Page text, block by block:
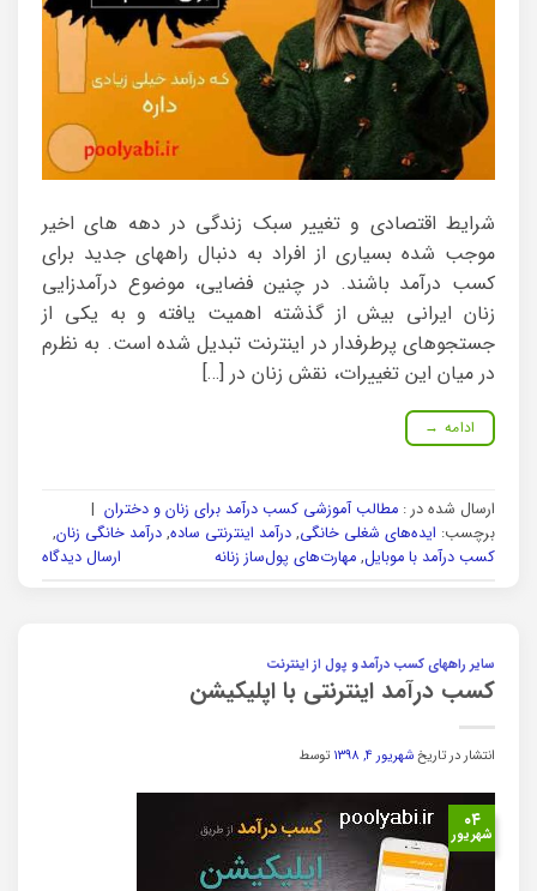
شرایط اقتصادی و تغییر سبک زندگی در دهه های اخیر
موجب شده بسیاری از افراد به دنبال راههای جدید برای
کسب درآمد باشند. در چنین فضایی، موضوع درآمدزایی
زنان ایرانی بیش از گذشته اهمیت یافته و به یکی از
جستجوهای پرطرفدار در اینترنت تبدیل شده است. به نظرم
در میان این تغییرات، نقش زنان در […]
ادامه →
ارسال شده در : مطالب آموزشی کسب درآمد برای زنان و دختران |
برچسب: ایده‌های شغلی خانگی, درآمد اینترنتی ساده, درآمد خانگی زنان,
کسب درآمد با موبایل, مهارت‌های پول‌ساز زنانه ارسال دیدگاه
سایر راههای کسب درآمد و پول از اینترنت
کسب درآمد اینترنتی با اپلیکیشن
انتشار در تاریخشهریور ۴, ۱۳۹۸ توسط
۰۴
شهریور